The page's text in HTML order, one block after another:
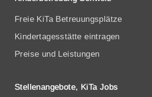
Freie KiTa Betreuungsplätze
Kindertagesstätte eintragen
Preise und Leistungen
Stellenangebote, KiTa Jobs